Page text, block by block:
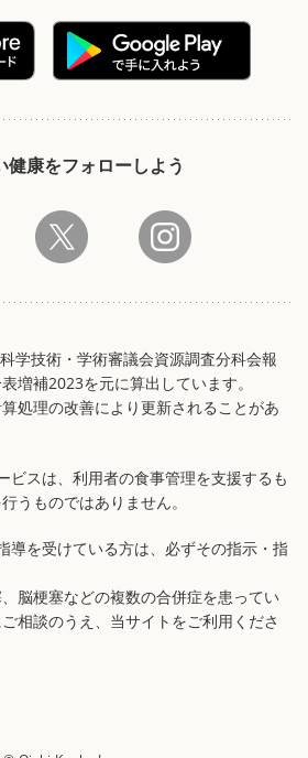
健康をフォローしよう
学技術・学術審議会資源調査分科会報
増補2023を元に算出しています。
処理の改善により更新されることがあ
ビスは、利用者の食事管理を支援するも
うものではありません。
導を受けている方は、必ずその指示・指
脳梗塞などの複数の合併症を患ってい
相談のうえ、当サイトをご利用くださ